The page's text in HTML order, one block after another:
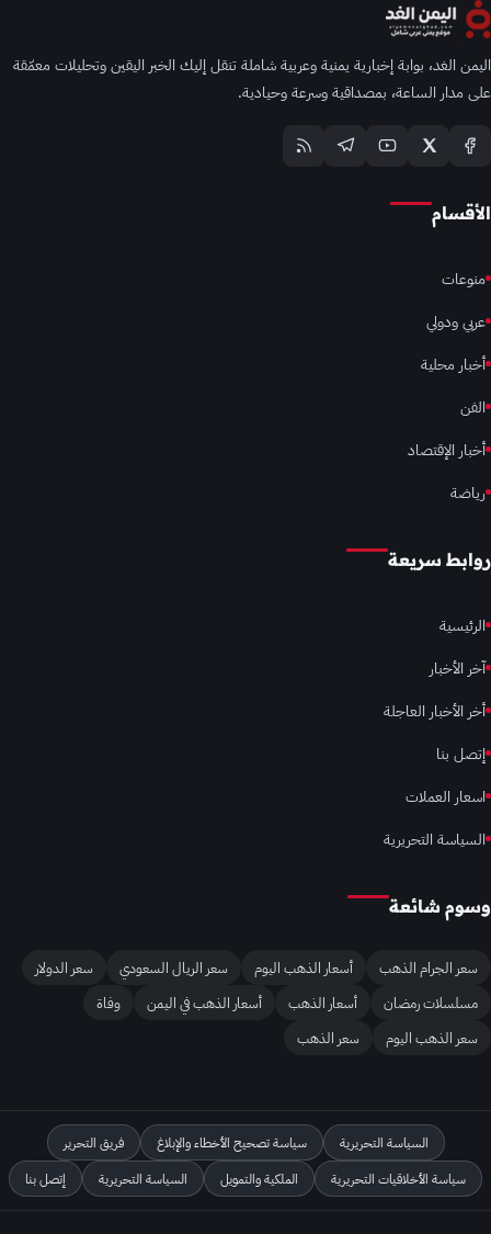
اليمن الغد، بوابة إخبارية يمنية وعربية شاملة تنقل إليك الخبر اليقين وتحليلات معمّقة
على مدار الساعة، بمصداقية وسرعة وحيادية.
الأقسام
منوعات
عربي ودولي
أخبار محلية
الفن
أخبار الإقتصاد
رياضة
روابط سريعة
الرئيسية
آخر الأخبار
أخر الأخبار العاجلة
إتصل بنا
اسعار العملات
السياسة التحريرية
وسوم شائعة
سعر الجرام الذهب أسعار الذهب اليوم سعر الريال السعودي
سعر الدولار
مسلسلات رمضان
أسعار الذهب أسعار الذهب في اليمن
وفاة
سعر الذهب اليوم
سعر الذهب
السياسة التحريرية سياسة تصحيح الأخطاء والإبلاغ
فريق التحرير
سياسة الأخلاقيات التحريرية
الملكية والتمويل السياسة التحريرية إتصل بنا